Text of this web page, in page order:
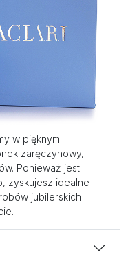
w pięknym.
zaręczynowy,
Ponieważ jest
zyskujesz idealne
jubilerskich